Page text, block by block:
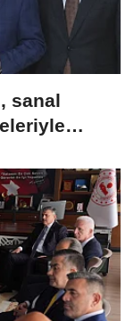
sanal